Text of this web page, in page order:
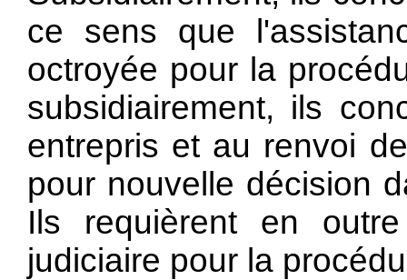
ce sens que
octroyée pour la
subsidiairement, ils
entrepris et au renvoi
pour nouvelle décision
Ils requièrent en
judiciaire pour la